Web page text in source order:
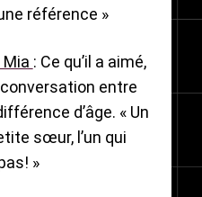
référence »
: Ce qu’il a aimé,
entre
d’âge. « Un
sœur, l’un qui
»